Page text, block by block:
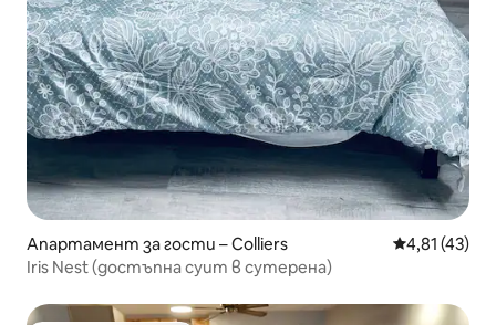
Апартамент за гости – Colliers Средна
4,81 (43)
Iris Nest (достъпна суит в сутерена)